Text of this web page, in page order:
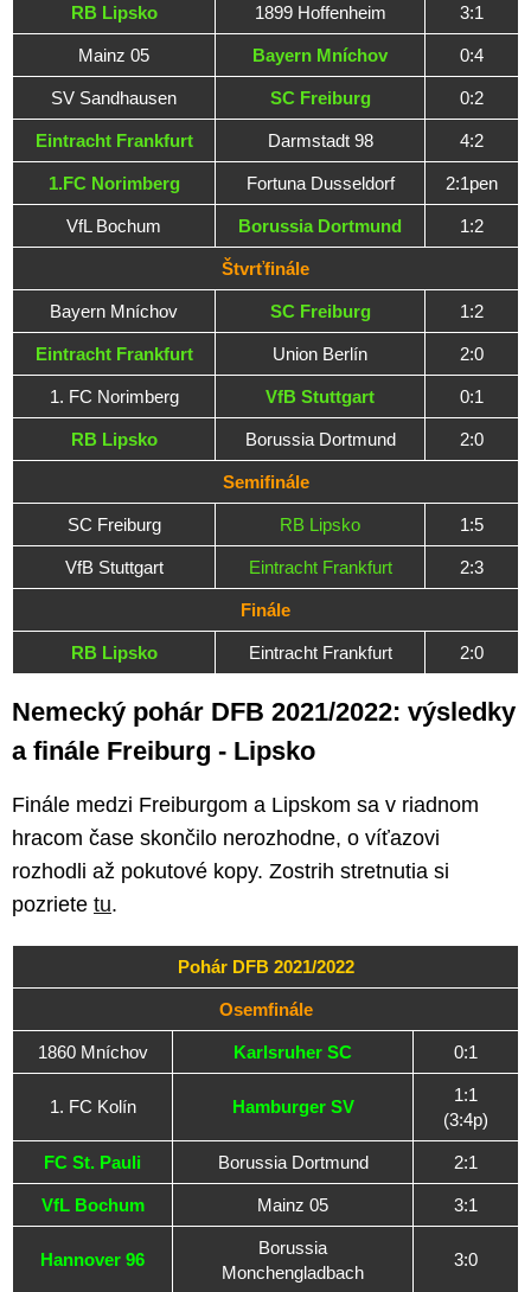
RB Lipsko 1899 Hoffenheim 3:1
Mainz 05 Bayern Mníchov 0:4
SV Sandhausen SC Freiburg 0:2
Eintracht Frankfurt Darmstadt 98 4:2
1.FC Norimberg Fortuna Dusseldorf 2:1pen
VfL Bochum Borussia Dortmund 1:2
Štvrťfinále
Bayern Mníchov SC Freiburg 1:2
Eintracht Frankfurt Union Berlín 2:0
1. FC Norimberg VfB Stuttgart 0:1
RB Lipsko Borussia Dortmund 2:0
Semifinále
SC Freiburg RB Lipsko 1:5
VfB Stuttgart Eintracht Frankfurt 2:3
Finále
RB Lipsko Eintracht Frankfurt 2:0
Nemecký pohár DFB 2021/2022: výsledky
a finále Freiburg - Lipsko
Finále medzi Freiburgom a Lipskom sa v riadnom
hracom čase skončilo nerozhodne, o víťazovi
rozhodli až pokutové kopy. Zostrih stretnutia si
pozriete tu.
Pohár DFB 2021/2022
Osemfinále
1860 Mníchov Karlsruher SC 0:1
1. FC Kolín Hamburger SV
1:1
(3:4p)
FC St. Pauli Borussia Dortmund 2:1
VfL Bochum Mainz 05 3:1
Hannover 96
Borussia
Monchengladbach
3:0